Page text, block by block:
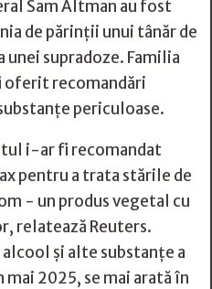
Sam Altman au fost
de părinții unui tânăr de
unei supradoze. Familia
oferit recomandări
periculoase.
i-ar fi recomandat
pentru a trata stările de
- un produs vegetal cu
relatează Reuters.
şi alte substanţe a
2025, se mai arată în